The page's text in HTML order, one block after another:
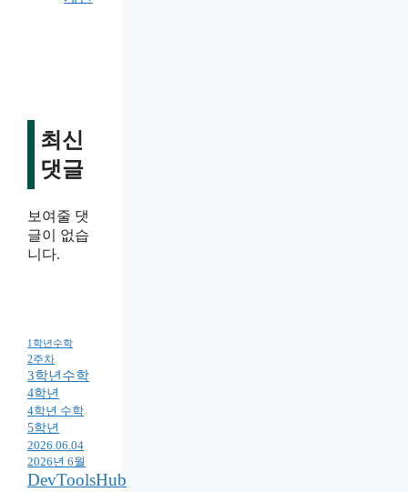
최신
댓글
보여줄 댓
글이 없습
니다.
1학년수학
2주차
3학년수학
4학년
4학년 수학
5학년
2026.06.04
2026년 6월
DevToolsHub